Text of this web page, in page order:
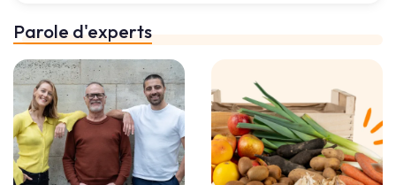
Parole d'experts